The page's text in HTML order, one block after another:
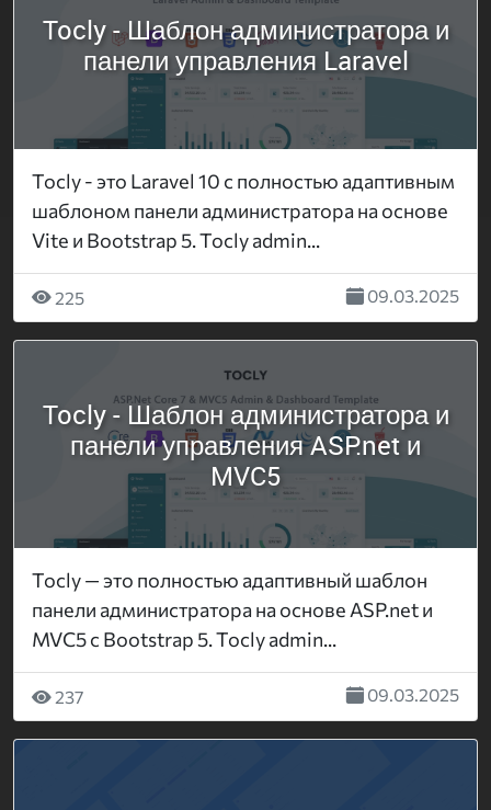
Tocly - Шаблон администратора и
панели управления Laravel
Tocly - это Laravel 10 с полностью адаптивным
шаблоном панели администратора на основе
Vite и Bootstrap 5. Tocly admin...
225 09.03.2025
Tocly - Шаблон администратора и
панели управления ASP.net и
MVC5
Tocly — это полностью адаптивный шаблон
панели администратора на основе ASP.net и
MVC5 с Bootstrap 5. Tocly admin...
237 09.03.2025